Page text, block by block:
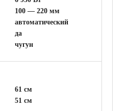
100 — 220 мм
автоматический
да
чугун
61 см
51 см